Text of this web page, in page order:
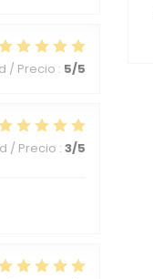
/ Precio : 5/5
/ Precio : 3/5